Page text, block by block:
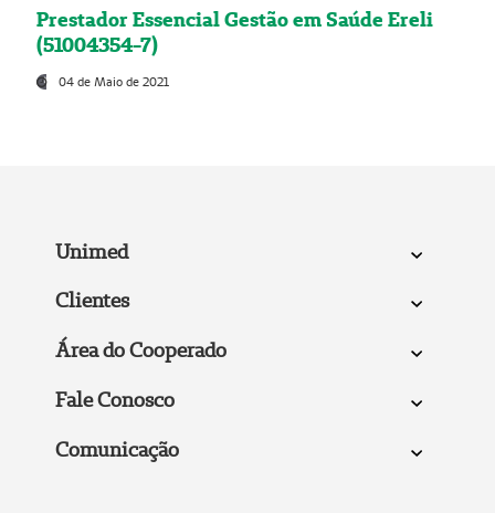
Prestador Essencial Gestão em Saúde Ereli
(51004354-7)
04 de Maio de 2021
Unimed
Clientes
Área do Cooperado
Fale Conosco
Comunicação